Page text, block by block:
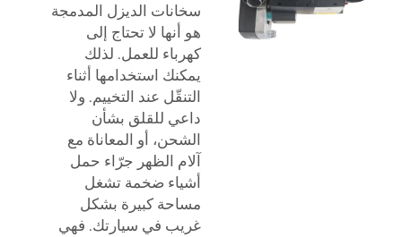
سخانات الديزل المدمجة
هو أنها لا تحتاج إلى
كهرباء للعمل. لذلك
يمكنك استخدامها أثناء
التنقّل عند التخييم. ولا
داعي للقلق بشأن
الشحن، أو المعاناة مع
آلام الظهر جرّاء حمل
أشياء ضخمة تشغل
مساحة كبيرة بشكل
غريب في سيارتك. فهي